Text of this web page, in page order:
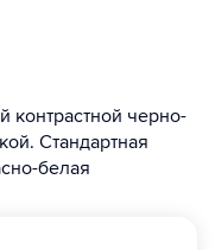
контрастной черно-
Стандартная
белая